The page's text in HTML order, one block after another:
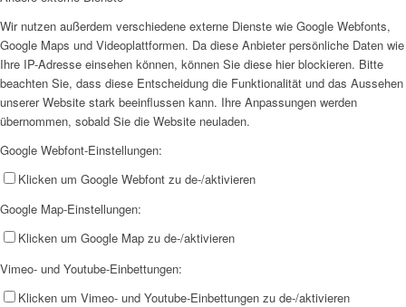
Wir nutzen außerdem verschiedene externe Dienste wie Google Webfonts,
Google Maps und Videoplattformen. Da diese Anbieter persönliche Daten wie
Ihre IP-Adresse einsehen können, können Sie diese hier blockieren. Bitte
beachten Sie, dass diese Entscheidung die Funktionalität und das Aussehen
unserer Website stark beeinflussen kann. Ihre Anpassungen werden
übernommen, sobald Sie die Website neuladen.
Google Webfont-Einstellungen:
Klicken um Google Webfont zu de-/aktivieren
Google Map-Einstellungen:
Klicken um Google Map zu de-/aktivieren
Vimeo- und Youtube-Einbettungen:
Klicken um Vimeo- und Youtube-Einbettungen zu de-/aktivieren